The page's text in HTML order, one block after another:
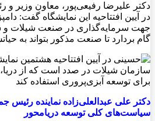
دکتر عليرضا رفیعی‌پور، معاون وزیر
در آیین افتتاحیه این نمایشگاه گفت:
جهت سرمایه‌گذاری در صنعت شیلات و
گام بردارد تا صنعت مذکور بتواند به
دکتر علی عبدالعلی‌زاده نماینده رئیس
سیاست‌های کلی توسعه دریامحور